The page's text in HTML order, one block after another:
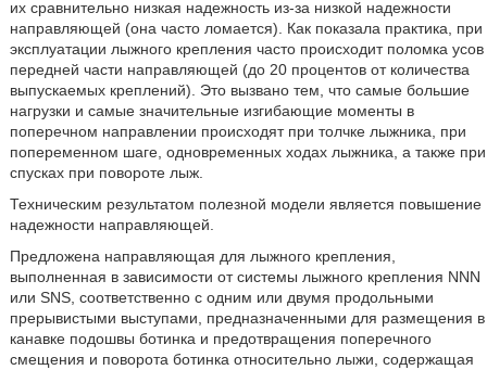
их сравнительно низкая надежность из-за низкой надежности
направляющей (она часто ломается). Как показала практика, при
эксплуатации лыжного крепления часто происходит поломка усов
передней части направляющей (до 20 процентов от количества
выпускаемых креплений). Это вызвано тем, что самые большие
нагрузки и самые значительные изгибающие моменты в
поперечном направлении происходят при толчке лыжника, при
попеременном шаге, одновременных ходах лыжника, а также при
спусках при повороте лыж.
Техническим результатом полезной модели является повышение
надежности направляющей.
Предложена направляющая для лыжного крепления,
выполненная в зависимости от системы лыжного крепления NNN
или SNS, соответственно с одним или двумя продольными
прерывистыми выступами, предназначенными для размещения в
канавке подошвы ботинка и предотвращения поперечного
смещения и поворота ботинка относительно лыжи, содержащая